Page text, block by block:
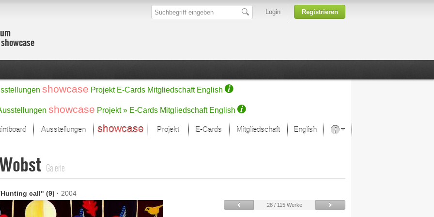
Login Registrieren
showcase Projekt E-Cards Mitgliedschaft English
showcase Projekt » E-Cards Mitgliedschaft English
im Fokus
Auswahl
Grafik
Fotografie
Ausstellungen showcase Projekt E-Cards Mitgliedschaft English
Kunsthäuser
Galerie
call" (9) · 2004
28 / 115 Werke